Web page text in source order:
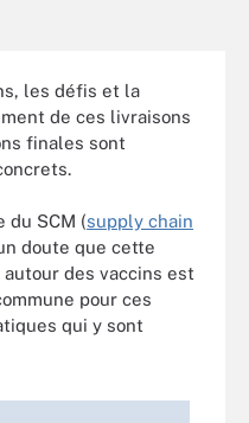
les défis et la
de ces livraisons
finales sont
du SCM (supply chain
doute que cette
autour des vaccins est
pour ces
qui y sont